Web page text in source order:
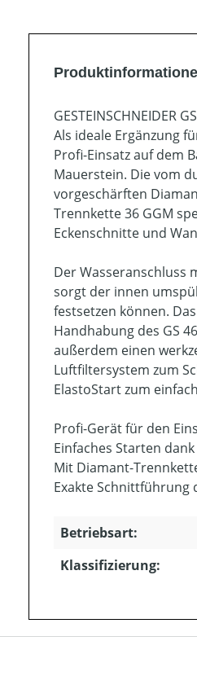
GESTEINSCHNEIDER
Als ideale Ergänzung
Profi-Einsatz auf dem
Mauerstein. Die vom
vorgeschärften
Trennkette 36 GGM
Eckenschnitte und
Der Wasseranschluss
sorgt der innen
festsetzen können.
Handhabung des GS
außerdem einen
Luftfiltersystem zum
ElastoStart zum
Profi-Gerät für den
Einfaches Starten
Mit Diamant-
Exakte Schnittführung
Betriebsart:
Klassifizierung: